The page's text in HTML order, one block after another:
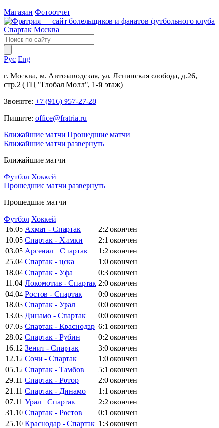
Магазин Фотоотчет
Рус Eng
г. Москва, м. Автозаводская, ул. Ленинская слобода, д.26,
стр.2 (ТЦ "Глобал Молл", 1-й этаж)
Звоните: +7 (916) 957-27-28
Пишите: office@fratria.ru
Ближайшие матчи Прошедшие матчи
Ближайшие матчи развернуть
Ближайшие матчи
Футбол Хоккей
Прошедшие матчи развернуть
Прошедшие матчи
Футбол Хоккей
16.05 Ахмат - Спартак 2:2 окончен
10.05 Спартак - Химки 2:1 окончен
03.05 Арсенал - Спартак 1:2 окончен
25.04 Спартак - цска 1:0 окончен
18.04 Спартак - Уфа 0:3 окончен
11.04 Локомотив - Спартак 2:0 окончен
04.04 Ростов - Спартак 0:0 окончен
18.03 Спартак - Урал 0:0 окончен
13.03 Динамо - Спартак 0:0 окончен
07.03 Спартак - Краснодар 6:1 окончен
28.02 Спартак - Рубин 0:2 окончен
16.12 Зенит - Спартак 3:0 окончен
12.12 Сочи - Спартак 1:0 окончен
05.12 Спартак - Тамбов 5:1 окончен
29.11 Спартак - Ротор 2:0 окончен
21.11 Спартак - Динамо 1:1 окончен
07.11 Урал - Спартак 2:2 окончен
31.10 Спартак - Ростов 0:1 окончен
25.10 Краснодар - Спартак 1:3 окончен